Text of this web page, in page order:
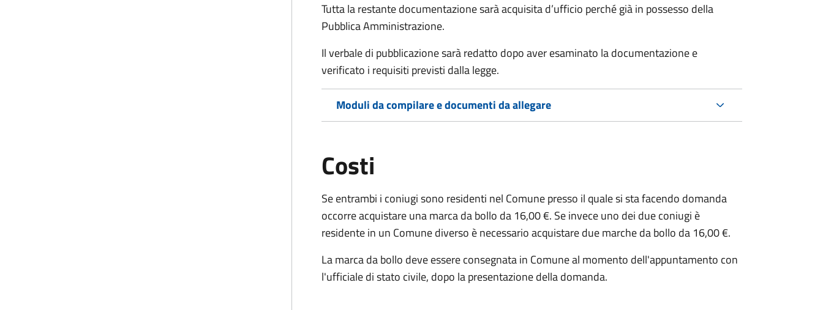
Tutta la restante documentazione sarà acquisita d’ufficio perché già in possesso della
Pubblica Amministrazione.
Il verbale di pubblicazione sarà redatto dopo aver esaminato la documentazione e
verificato i requisiti previsti dalla legge.
Moduli da compilare e documenti da allegare
Costi
Se entrambi i coniugi sono residenti nel Comune presso il quale si sta facendo domanda
occorre acquistare una marca da bollo da 16,00 €. Se invece uno dei due coniugi è
residente in un Comune diverso è necessario acquistare due marche da bollo da 16,00 €.
La marca da bollo deve essere consegnata in Comune al momento dell'appuntamento con
l'ufficiale di stato civile, dopo la presentazione della domanda.